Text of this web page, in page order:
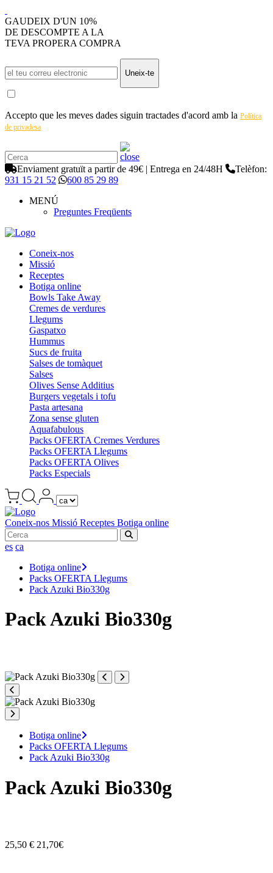
GAUDEIX D'UN 10%
DE DESCOMPTE A LA
TEVA PROPERA COMPRA
Uneix-te
Accepto que les meves dades siguin tractades d'acord amb la Política
de privadesa
Enviament gratuït a partir de 49€ | Entrega en 24/48H
Telèfon:
931 15 21 52
600 85 29 89
MENÚ
Preguntes Freqüents
Coneix-nos
Missió
Receptes
Botiga online
Bowls Take Away
Cremes de verdures
Llegums
Gaspatxo
Hummus
Sucs de fruita
Salses de tomàquet
Salses
Olives Sense Additius
Burgers vegetals i tofu
Pasta artesana
Zona sense gluten
Aquafabulous
Packs OFERTA Cremes Verdures
Packs OFERTA Llegums
Packs OFERTA Olives
Packs Especials
Coneix-nos Missió Receptes Botiga online
es ca
Botiga online
Packs OFERTA Llegums
Pack Azuki Bio330g
Pack Azuki Bio330g
Botiga online
Packs OFERTA Llegums
Pack Azuki Bio330g
Pack Azuki Bio330g
25,50 € 21,70€